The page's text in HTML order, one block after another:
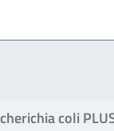
coli